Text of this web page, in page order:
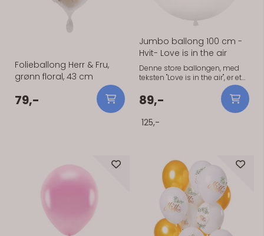
planlegger et bryllup, bursdag
Folieballong Herr & Fru,
grønn floral, 43 cm
79,-
Jumbo ballong 100 cm -
Hvit- Love is in the air
Denne store ballongen, med
teksten "Love is in the air", er et
skikkelig blikkfang på enhver
bryllupsfest! Den måler hele 1
meter i diameter, og kan fylles
med vanlig luft eller helium. 1
89,-
125,-